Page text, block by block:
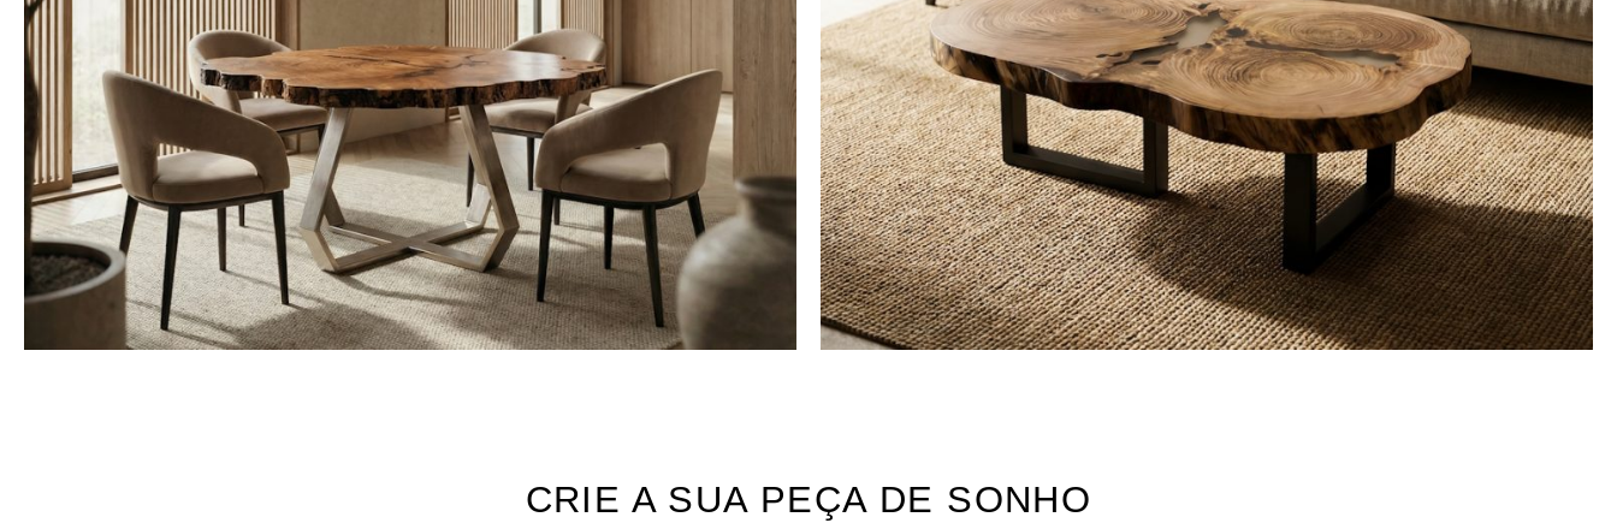
CRIE A SUA PEÇA DE SONHO